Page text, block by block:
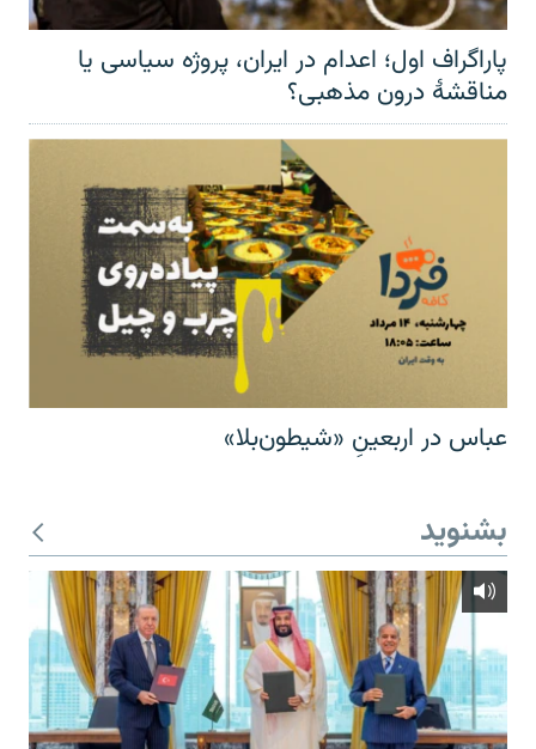
پاراگراف اول؛ اعدام در ایران، پروژه سیاسی یا
مناقشهٔ درون مذهبی؟
عباس در اربعینِ «شیطون‌بلا»
بشنوید